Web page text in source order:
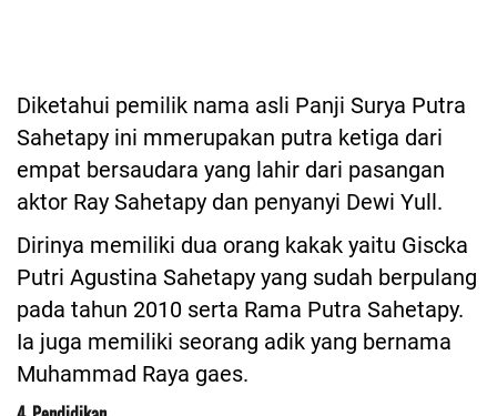
Diketahui pemilik nama asli Panji Surya Putra
Sahetapy ini mmerupakan putra ketiga dari
empat bersaudara yang lahir dari pasangan
aktor Ray Sahetapy dan penyanyi Dewi Yull.
Dirinya memiliki dua orang kakak yaitu Giscka
Putri Agustina Sahetapy yang sudah berpulang
pada tahun 2010 serta Rama Putra Sahetapy.
Ia juga memiliki seorang adik yang bernama
Muhammad Raya gaes.